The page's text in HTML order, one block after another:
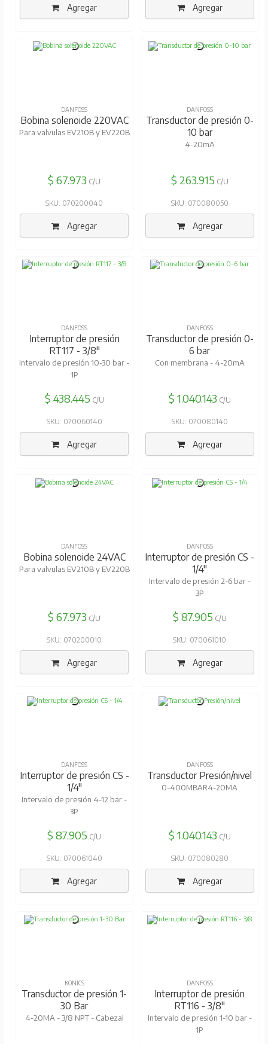
Agregar Agregar
DANFOSS
Bobina solenoide 220VAC
Para valvulas EV210B y EV220B
$ 67.973 C/U
SKU: 070200040
Agregar
DANFOSS
Transductor de presión 0-
10 bar
4-20mA
$ 263.915 C/U
SKU: 070080050
Agregar
DANFOSS
Interruptor de presión
RT117 - 3/8"
Intervalo de presión 10-30 bar -
1P
$ 438.445 C/U
SKU: 070060140
Agregar
DANFOSS
Transductor de presión 0-
6 bar
Con membrana - 4-20mA
$ 1.040.143 C/U
SKU: 070080140
Agregar
DANFOSS
Bobina solenoide 24VAC
Para valvulas EV210B y EV220B
$ 67.973 C/U
SKU: 070200010
Agregar
DANFOSS
Interruptor de presión CS -
1/4"
Intervalo de presión 2-6 bar -
3P
$ 87.905 C/U
SKU: 070061010
Agregar
DANFOSS
Interruptor de presión CS -
1/4"
Intervalo de presión 4-12 bar -
3P
$ 87.905 C/U
SKU: 070061040
Agregar
DANFOSS
Transductor Presión/nivel
0-400MBAR4-20MA
$ 1.040.143 C/U
SKU: 070080280
Agregar
KONICS
Transductor de presión 1-
30 Bar
4-20MA - 3/8 NPT - Cabezal
DANFOSS
Interruptor de presión
RT116 - 3/8"
Intervalo de presión 1-10 bar -
1P